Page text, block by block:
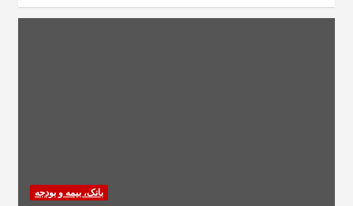
بانک، بیمه و بودجه